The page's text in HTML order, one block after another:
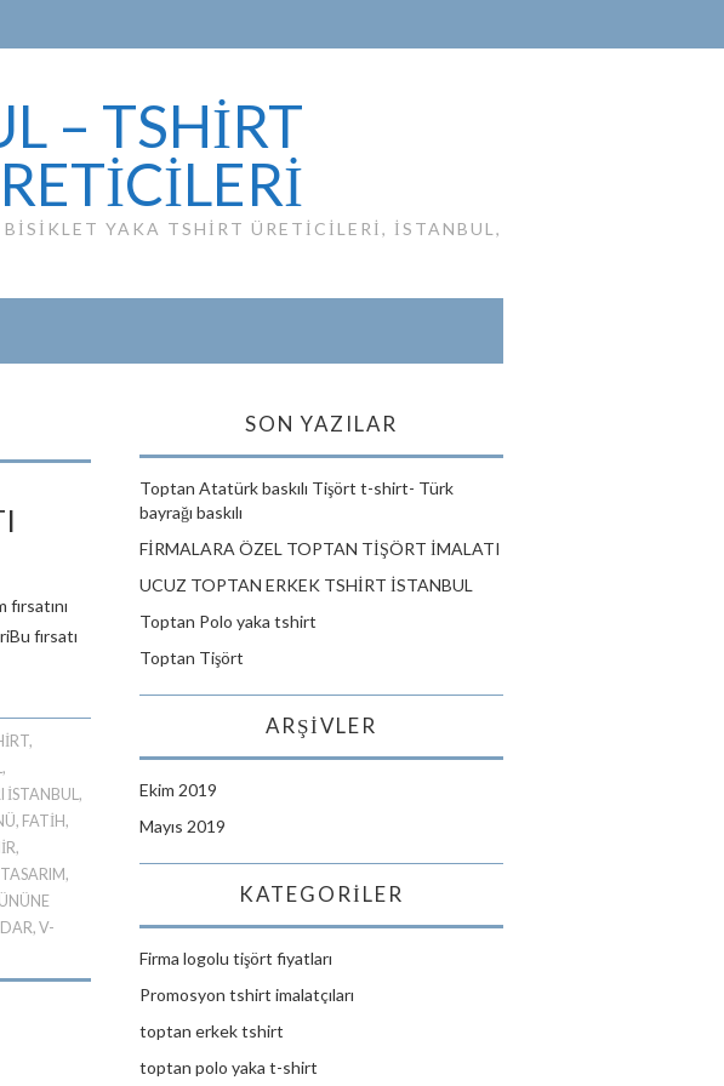
– TSHIRT
YAKA TSHIRT ÜRETICILERI, ISTANBUL,
fırsatı
,
,
ISTANBUL ,
, FATIH,
,
,
, V-
SON YAZILAR
Toptan Atatürk baskılı Tişört t-shirt- Türk
bayrağı baskılı
FİRMALARA ÖZEL TOPTAN TİŞÖRT İMALATI
UCUZ TOPTAN ERKEK TSHİRT İSTANBUL
Toptan Polo yaka tshirt
Toptan Tişört
ARŞIVLER
Ekim 2019
Mayıs 2019
KATEGORILER
Firma logolu tişört fiyatları
Promosyon tshirt imalatçıları
toptan erkek tshirt
toptan polo yaka t-shirt